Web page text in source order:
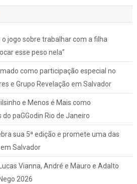
jogo sobre trabalhar com a filha
esse peso nela”
como participação especial no
e Grupo Revelação em Salvador
e Menos é Mais como
paGGodin Rio de Janeiro
sua 5ª edição e promete uma das
Salvador
Vianna, André e Mauro e Adalto
2026